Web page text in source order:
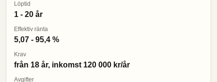
Löptid
1 - 20 år
Effektiv ränta
5,07 - 95,4 %
Krav
från 18 år, inkomst 120 000 kr/år
Avgifter